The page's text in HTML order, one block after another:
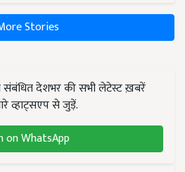
Stories
संबंधित देशभर की सभी लेटेस्ट ख़बरें
व्हाट्सएप से जुड़ें.
on WhatsApp